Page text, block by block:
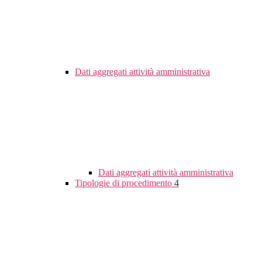
Dati aggregati attività amministrativa
Dati aggregati attività amministrativa
Tipologie di procedimento 4